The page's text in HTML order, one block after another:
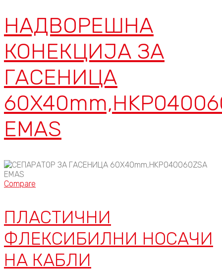
НАДВОРЕШНА
КОНЕКЦИЈА ЗА
ГАСЕНИЦА
EMAS
Compare
ПЛАСТИЧНИ
ФЛЕКСИБИЛНИ НОСАЧИ
НА КАБЛИ